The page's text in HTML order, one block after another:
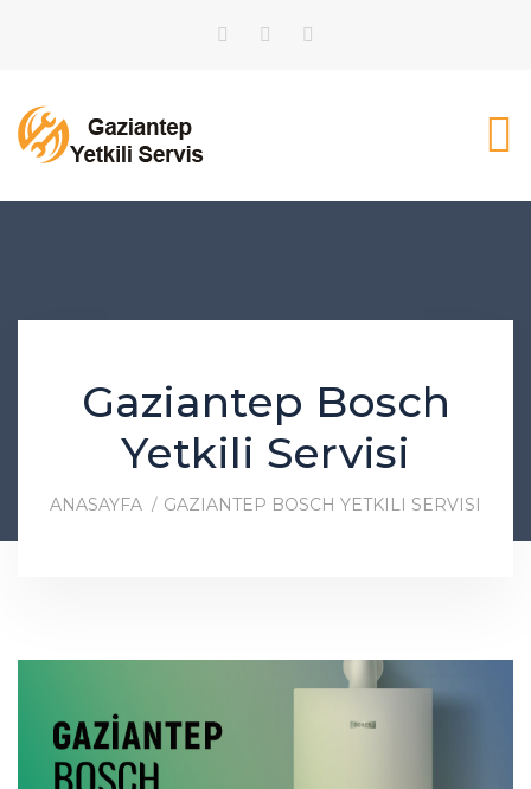
Gaziantep Bosch
Yetkili Servisi
ANASAYFA GAZIANTEP BOSCH YETKILI SERVISI